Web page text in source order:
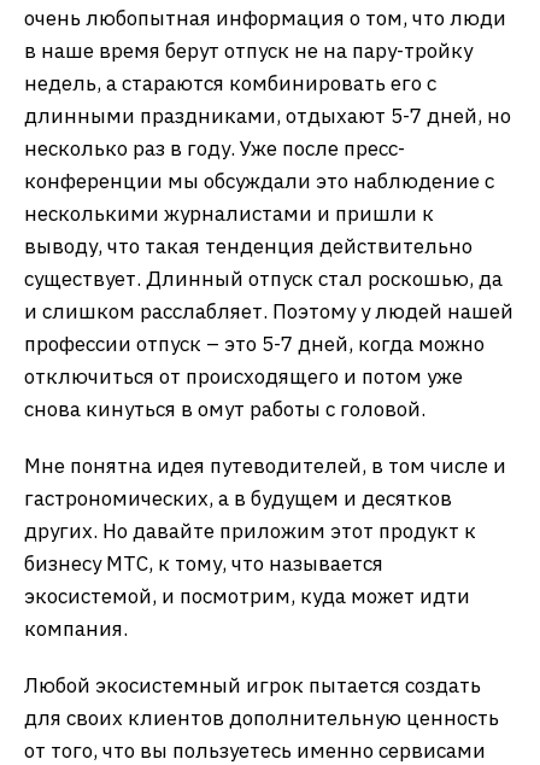
очень любопытная информация о том, что люди
в наше время берут отпуск не на пару-тройку
недель, а стараются комбинировать его с
длинными праздниками, отдыхают 5-7 дней, но
несколько раз в году. Уже после пресс-
конференции мы обсуждали это наблюдение с
несколькими журналистами и пришли к
выводу, что такая тенденция действительно
существует. Длинный отпуск стал роскошью, да
и слишком расслабляет. Поэтому у людей нашей
профессии отпуск – это 5-7 дней, когда можно
отключиться от происходящего и потом уже
снова кинуться в омут работы с головой.
Мне понятна идея путеводителей, в том числе и
гастрономических, а в будущем и десятков
других. Но давайте приложим этот продукт к
бизнесу МТС, к тому, что называется
экосистемой, и посмотрим, куда может идти
компания.
Любой экосистемный игрок пытается создать
для своих клиентов дополнительную ценность
от того, что вы пользуетесь именно сервисами